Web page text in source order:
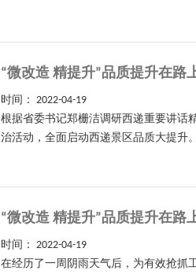
“微改造 精提升”品质提升在路
时间： 2022-04-19
根据省委书记郑栅洁调研西递重要讲话
治活动，全面启动西递景区品质大提升
“微改造 精提升”品质提升在路
时间： 2022-04-19
在经历了一周阴雨天气后，为有效抢抓